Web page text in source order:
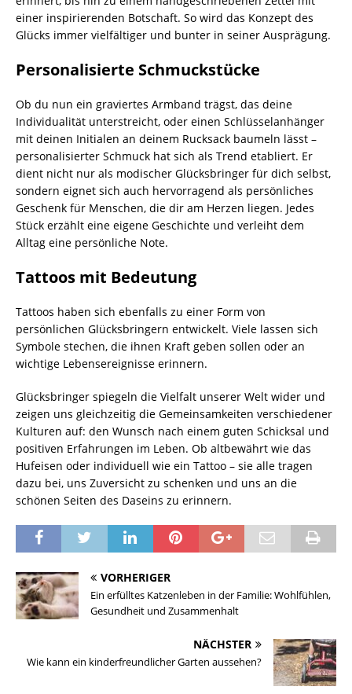
einer inspirierenden Botschaft. So wird das Konzept des
Glücks immer vielfältiger und bunter in seiner Ausprägung.
Personalisierte Schmuckstücke
Ob du nun ein graviertes Armband trägst, das deine
Individualität unterstreicht, oder einen Schlüsselanhänger
mit deinen Initialen an deinem Rucksack baumeln lässt –
personalisierter Schmuck hat sich als Trend etabliert. Er
dient nicht nur als modischer Glücksbringer für dich selbst,
sondern eignet sich auch hervorragend als persönliches
Geschenk für Menschen, die dir am Herzen liegen. Jedes
Stück erzählt eine eigene Geschichte und verleiht dem
Alltag eine persönliche Note.
Tattoos mit Bedeutung
Tattoos haben sich ebenfalls zu einer Form von
persönlichen Glücksbringern entwickelt. Viele lassen sich
Symbole stechen, die ihnen Kraft geben sollen oder an
wichtige Lebensereignisse erinnern.
Glücksbringer spiegeln die Vielfalt unserer Welt wider und
zeigen uns gleichzeitig die Gemeinsamkeiten verschiedener
Kulturen auf: den Wunsch nach einem guten Schicksal und
positiven Erfahrungen im Leben. Ob altbewährt wie das
Hufeisen oder individuell wie ein Tattoo – sie alle tragen
dazu bei, uns Zuversicht zu schenken und uns an die
schönen Seiten des Daseins zu erinnern.
VORHERIGER
Ein erfülltes Katzenleben in der Familie: Wohlfühlen,
Gesundheit und Zusammenhalt
NÄCHSTER
Wie kann ein kinderfreundlicher Garten aussehen?